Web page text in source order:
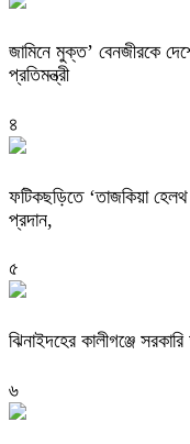
জামিনে মুক্ত’ বেনজীরকে
প্রতিমন্ত্রী
৪
ফটিকছড়িতে ‘তাজকিয়া
প্রদান,
৫
ঝিনাইদহের কালীগঞ্জে
৬